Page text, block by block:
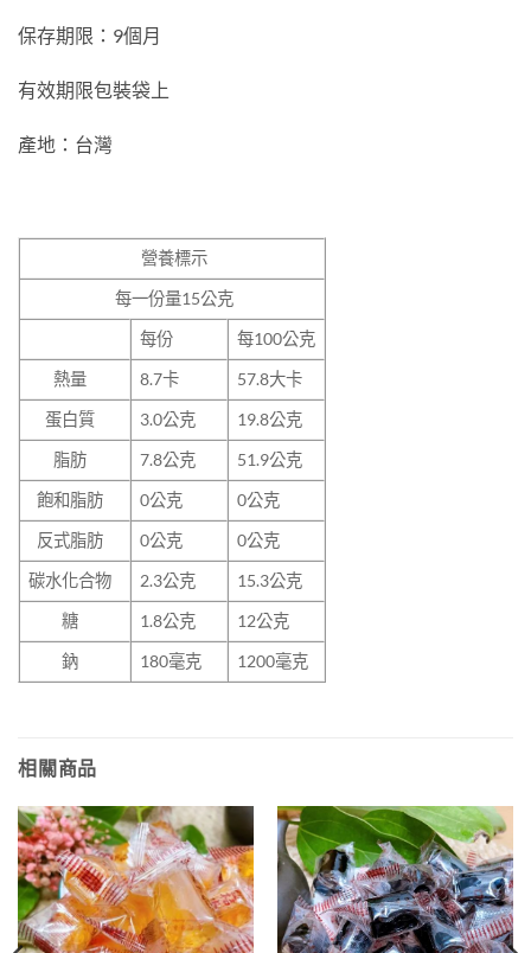
保存期限：9個月
有效期限包裝袋上
產地：台灣
營養標示
每一份量15公克
每份
每100公克
熱量
8.7卡
57.8大卡
蛋白質
3.0公克
19.8公克
脂肪
7.8公克
51.9公克
飽和脂肪
0公克
0公克
反式脂肪
0公克
0公克
碳水化合物
2.3公克
15.3公克
糖
1.8公克
12公克
鈉
180毫克 1200毫克
相關商品